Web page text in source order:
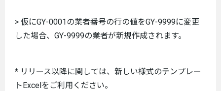
> 仮にGY-0001の業者番号の行の値をGY-9999に変更
した場合、GY-9999の業者が新規作成されます。
* リリース以降に関しては、新しい様式のテンプレー
トExcelをご利用ください。